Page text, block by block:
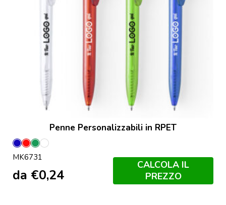
Penne Personalizzabili in RPET
BluRosso
VerdeTransparente
MK6731
da €0,24
CALCOLA IL
PREZZO